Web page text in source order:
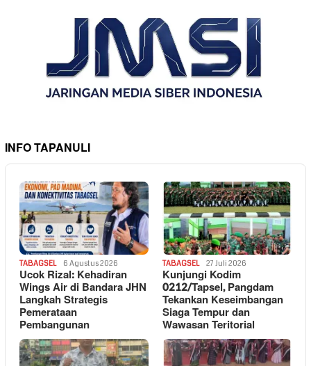
INFO TAPANULI
TABAGSEL 6 Agustus 2026
Ucok Rizal: Kehadiran
Wings Air di Bandara JHN
Langkah Strategis
Pemerataan
Pembangunan
TABAGSEL 27 Juli 2026
Kunjungi Kodim
0212/Tapsel, Pangdam
Tekankan Keseimbangan
Siaga Tempur dan
Wawasan Teritorial